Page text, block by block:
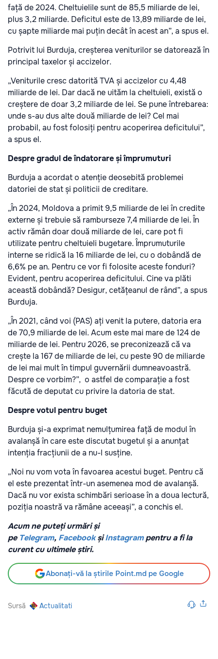
față de 2024. Cheltuielile sunt de 85,5 miliarde de lei,
plus 3,2 miliarde. Deficitul este de 13,89 miliarde de lei,
cu șapte miliarde mai puțin decât în acest an”, a spus el.
Potrivit lui Burduja, creșterea veniturilor se datorează în
principal taxelor și accizelor.
„Veniturile cresc datorită TVA și accizelor cu 4,48
miliarde de lei. Dar dacă ne uităm la cheltuieli, există o
creștere de doar 3,2 miliarde de lei. Se pune întrebarea:
unde s-au dus alte două miliarde de lei? Cel mai
probabil, au fost folosiți pentru acoperirea deficitului”,
a spus el.
Despre gradul de îndatorare și împrumuturi
Burduja a acordat o atenție deosebită problemei
datoriei de stat și politicii de creditare.
„În 2024, Moldova a primit 9,5 miliarde de lei în credite
externe și trebuie să ramburseze 7,4 miliarde de lei. În
activ rămân doar două miliarde de lei, care pot fi
utilizate pentru cheltuieli bugetare. Împrumuturile
interne se ridică la 16 miliarde de lei, cu o dobândă de
6,6% pe an. Pentru ce vor fi folosite aceste fonduri?
Evident, pentru acoperirea deficitului. Cine va plăti
această dobândă? Desigur, cetățeanul de rând”, a spus
Burduja.
„În 2021, când voi (PAS) ați venit la putere, datoria era
de 70,9 miliarde de lei. Acum este mai mare de 124 de
miliarde de lei. Pentru 2026, se preconizează că va
crește la 167 de miliarde de lei, cu peste 90 de miliarde
de lei mai mult în timpul guvernării dumneavoastră.
Despre ce vorbim?”, o astfel de comparație a fost
făcută de deputat cu privire la datoria de stat.
Despre votul pentru buget
Burduja și-a exprimat nemulțumirea față de modul în
avalanșă în care este discutat bugetul și a anunțat
intenția fracțiunii de a nu-l susține.
„Noi nu vom vota în favoarea acestui buget. Pentru că
el este prezentat într-un asemenea mod de avalanșă.
Dacă nu vor exista schimbări serioase în a doua lectură,
poziția noastră va rămâne aceeași”, a conchis el.
Acum ne puteți urmări și
pe Telegram, FacebookșiInstagrampentru a fi la
curent cu ultimele știri.
Abonați-vă la știrile Point.md pe Google
Sursă Actualitati